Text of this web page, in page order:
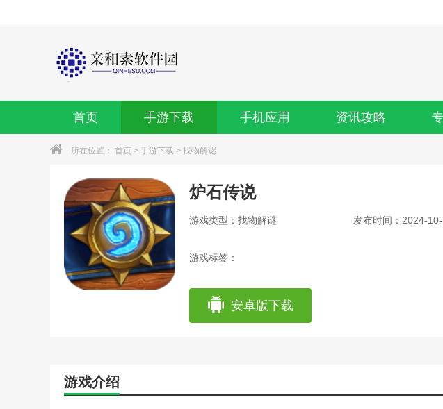
首页 手游下载 手机应用 资讯攻略
所在位置： 首页 > 手游下载 > 找物解谜
炉石传说
游戏类型：找物解谜 发布时间：2024-
游戏标签：
安卓版下载
游戏介绍